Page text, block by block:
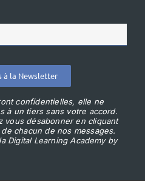
à la Newsletter
confidentielles, elle ne
à un tiers sans votre accord.
vous désabonner en cliquant
chacun de nos messages.
Digital Learning Academy by